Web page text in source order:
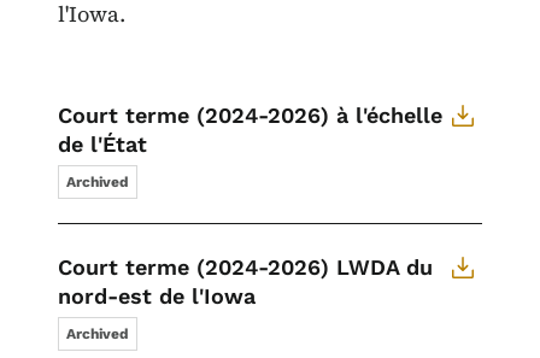
l'Iowa.
Court terme (2024-2026) à l'échelle
de l'État
Archived
Court terme (2024-2026) LWDA du
nord-est de l'Iowa
Archived